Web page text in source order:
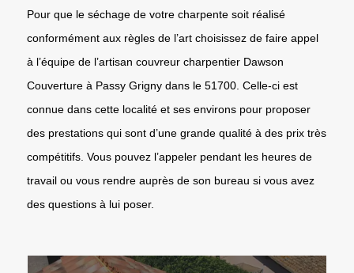
Pour que le séchage de votre charpente soit réalisé
conformément aux règles de l’art choisissez de faire appel
à l’équipe de l’artisan couvreur charpentier Dawson
Couverture à Passy Grigny dans le 51700. Celle-ci est
connue dans cette localité et ses environs pour proposer
des prestations qui sont d’une grande qualité à des prix très
compétitifs. Vous pouvez l’appeler pendant les heures de
travail ou vous rendre auprès de son bureau si vous avez
des questions à lui poser.